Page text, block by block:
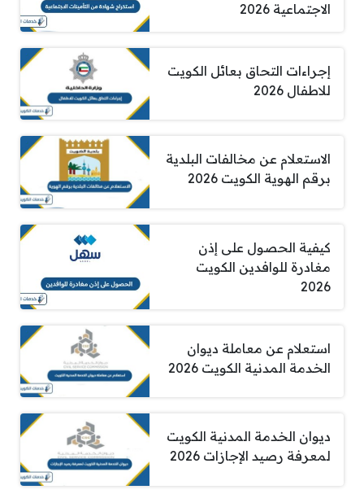
الاجتماعية 2026
إجراءات التحاق بعائل الكويت
للاطفال 2026
الاستعلام عن مخالفات البلدية
برقم الهوية الكويت 2026
كيفية الحصول على إذن
مغادرة للوافدين الكويت
2026
استعلام عن معاملة ديوان
الخدمة المدنية الكويت 2026
ديوان الخدمة المدنية الكويت
لمعرفة رصيد الإجازات 2026